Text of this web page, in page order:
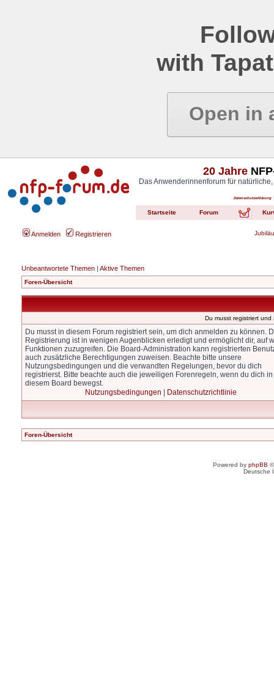
with
Open in
20 Jahre
Das Anwenderinnenforum für
Datenschutzerklärung
Startseite Forum
Anmelden Registrieren
Unbeantwortete Themen | Aktive Themen
Foren-Übersicht
Du musst registriert
Du musst in diesem Forum registriert sein, um dich anmelden zu können.
Registrierung ist in wenigen Augenblicken erledigt und ermöglicht dir, auf
Funktionen zuzugreifen. Die Board-Administration kann registrierten
auch zusätzliche Berechtigungen zuweisen. Beachte bitte unsere
Nutzungsbedingungen und die verwandten Regelungen, bevor du dich
registrierst. Bitte beachte auch die jeweiligen Forenregeln, wenn du dich in
diesem Board bewegst.
Nutzungsbedingungen
Datenschutzrichtlinie
Foren-Übersicht
Powered by phpBB
Deutsche